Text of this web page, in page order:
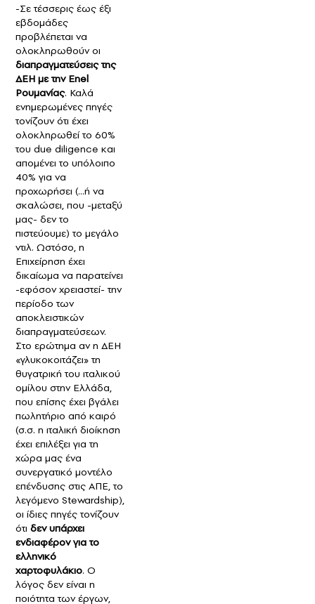
-Σε τέσσερις έως έξι
εβδομάδες
προβλέπεται να
ολοκληρωθούν οι
διαπραγματεύσεις της
ΔΕΗ με την Enel
Ρουμανίας. Καλά
ενημερωμένες πηγές
τονίζουν ότι έχει
ολοκληρωθεί το 60%
του due diligence και
απομένει το υπόλοιπο
40% για να
προχωρήσει (…ή να
σκαλώσει, που -μεταξύ
μας- δεν το
πιστεύουμε) το μεγάλο
ντιλ. Ωστόσο, η
Επιχείρηση έχει
δικαίωμα να παρατείνει
-εφόσον χρειαστεί- την
περίοδο των
αποκλειστικών
διαπραγματεύσεων.
Στο ερώτημα αν η ΔΕΗ
«γλυκοκοιτάζει» τη
θυγατρική του ιταλικού
ομίλου στην Ελλάδα,
που επίσης έχει βγάλει
πωλητήριο από καιρό
(σ.σ. η ιταλική διοίκηση
έχει επιλέξει για τη
χώρα μας ένα
συνεργατικό μοντέλο
επένδυσης στις ΑΠΕ, το
λεγόμενο Stewardship),
οι ίδιες πηγές τονίζουν
ότι δεν υπάρχει
ενδιαφέρον για το
ελληνικό
χαρτοφυλάκιο. Ο
λόγος δεν είναι η
ποιότητα των έργων,